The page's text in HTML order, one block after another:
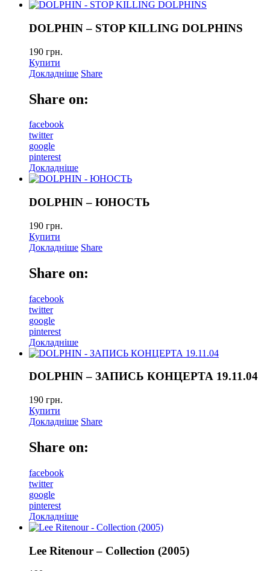
DOLPHIN – STOP KILLING DOLPHINS
190 грн.
Купити
Докладніше Share
Share on:
facebook
twitter
google
pinterest
Докладніше
DOLPHIN – ЮНОСТЬ
190 грн.
Купити
Докладніше Share
Share on:
facebook
twitter
google
pinterest
Докладніше
DOLPHIN – ЗАПИСЬ КОНЦЕРТА 19.11.04
190 грн.
Купити
Докладніше Share
Share on:
facebook
twitter
google
pinterest
Докладніше
Lee Ritenour – Collection (2005)